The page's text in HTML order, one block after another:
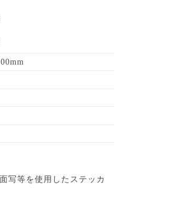
写等を使用したステッカ